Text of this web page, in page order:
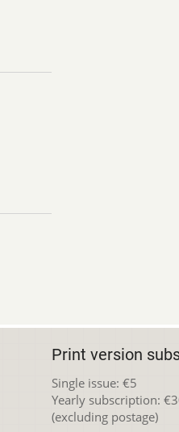
Print version
Single issue: €5
Yearly subscription:
(excluding postage)